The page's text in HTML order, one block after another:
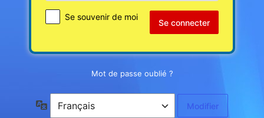
Se souvenir de moi
Mot de passe oublié ?
Langue